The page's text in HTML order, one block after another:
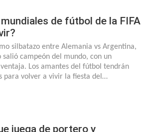
de fútbol de la FIFA
silbatazo entre Alemania vs Argentina,
campeón del mundo, con un
Los amantes del fútbol tendrán
para volver a vivir la fiesta del…
juega de portero y